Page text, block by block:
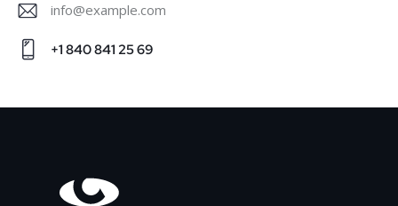
E-
m
:
info@example.com
on
+1 840 841 25 69